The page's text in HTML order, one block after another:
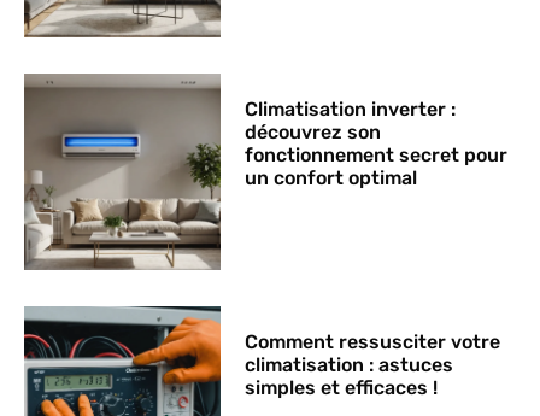
Climatisation inverter :
découvrez son
fonctionnement secret pour
un confort optimal
Comment ressusciter votre
climatisation : astuces
simples et efficaces !